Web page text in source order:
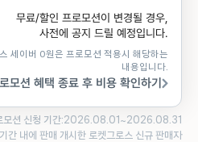
무료/할인 프로모션이 변경될 경우,
사전에 공지 드릴 예정입니다.
세이버 0원은 프로모션 적용시 해당하는
내용입니다.
모션 혜택 종료 후 비용 확인하기
모션 신청 기간:2026.08.01 ~2026.08.31
간 내에 판매 개시한 로켓그로스 신규 판매자